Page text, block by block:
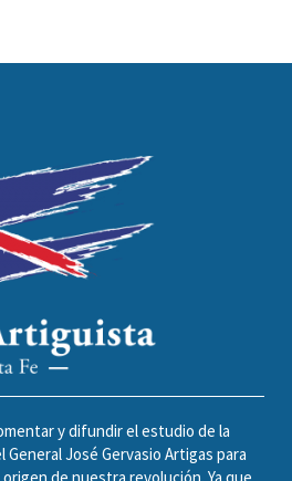
y difundir el estudio de la
General José Gervasio Artigas para